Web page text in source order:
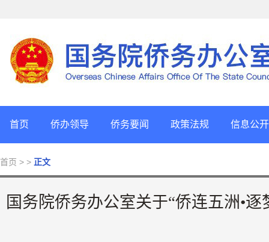
首页 侨办领导 侨务要闻 政策法规 信息公开
首页 > > 正文
国务院侨务办公室关于“侨连五洲•